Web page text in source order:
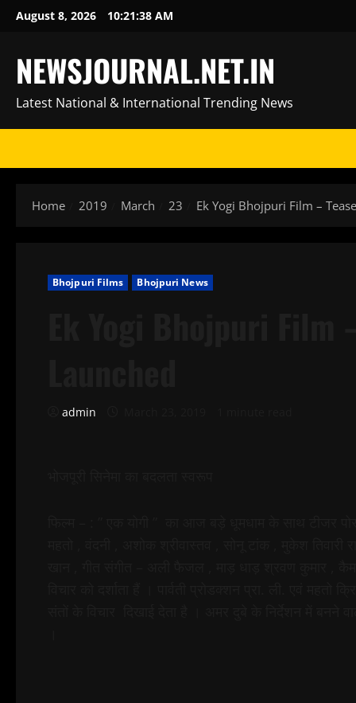
SkipAugust 8, 2026 10:21:39 AM
NEWSJOURNAL.NET.IN
Latest National & International Trending News
Home 2019 March 23 Ek Yogi Bhojpuri Film –
Bhojpuri Films Bhojpuri News
admin